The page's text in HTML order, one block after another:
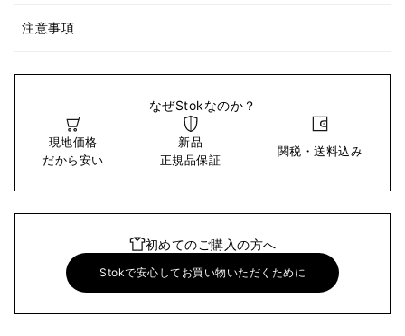
注意事項
なぜStokなのか？
現地価格
だから安い
新品
正規品保証
関税・送料込み
初めてのご購入の方へ
Stokで安心してお買い物いただくために